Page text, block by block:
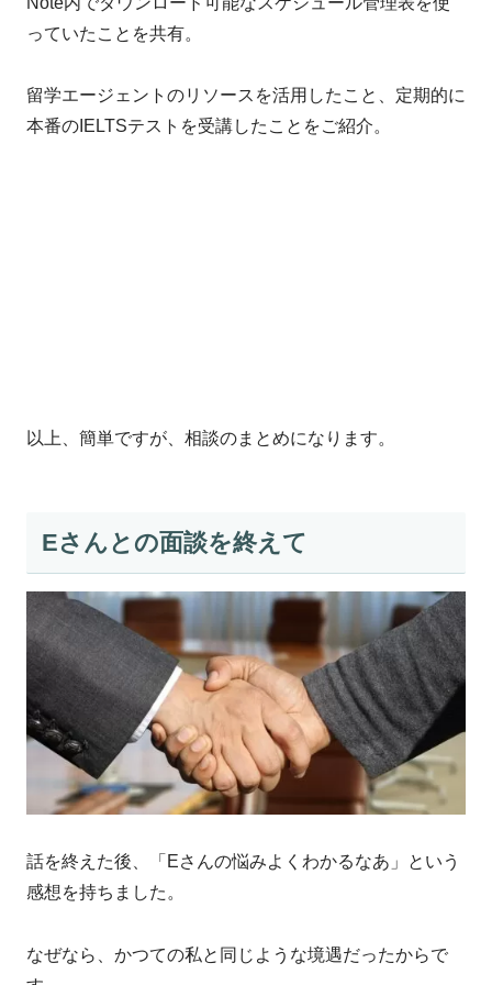
っていたことを共有。
留学エージェントのリソースを活用したこと、定期的に
本番のIELTSテストを受講したことをご紹介。
以上、簡単ですが、相談のまとめになります。
Eさんとの面談を終えて
話を終えた後、「Eさんの悩みよくわかるなあ」という
感想を持ちました。
なぜなら、かつての私と同じような境遇だったからで